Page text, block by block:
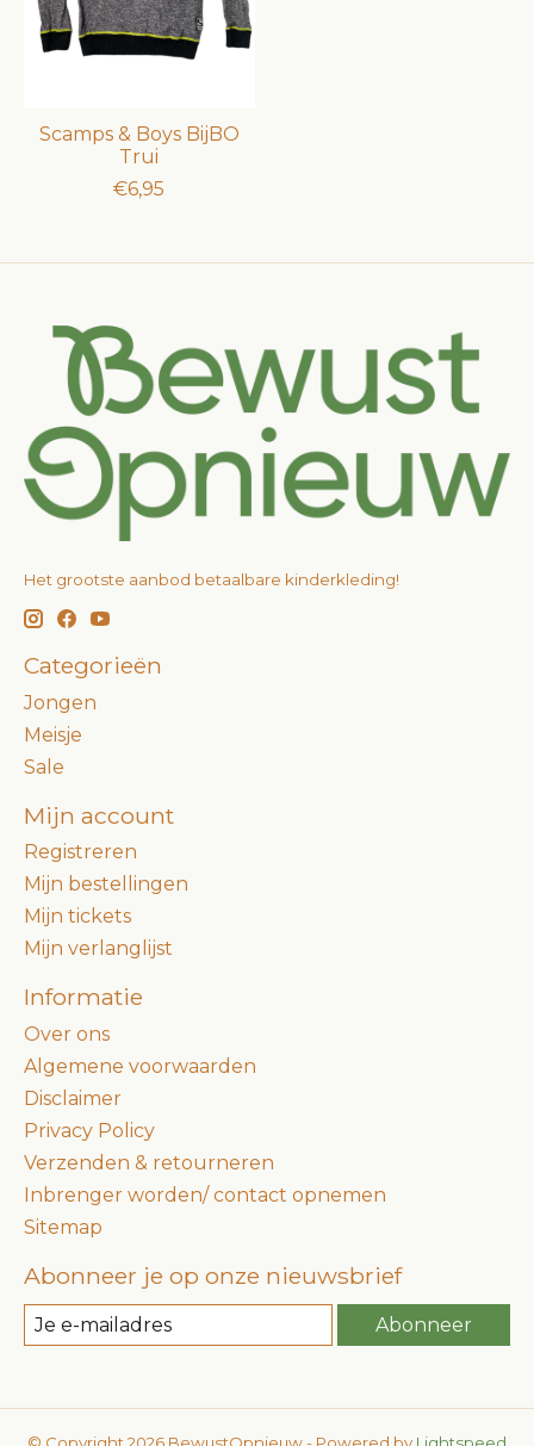
Scamps & Boys BijBO
Trui
€6,95
Het grootste aanbod betaalbare kinderkleding!
Categorieën
Jongen
Meisje
Sale
Mijn account
Registreren
Mijn bestellingen
Mijn tickets
Mijn verlanglijst
Informatie
Over ons
Algemene voorwaarden
Disclaimer
Privacy Policy
Verzenden & retourneren
Inbrenger worden/ contact opnemen
Sitemap
Abonneer je op onze nieuwsbrief
Abonneer
© Copyright 2026 BewustOpnieuw - Powered by Lightspeed